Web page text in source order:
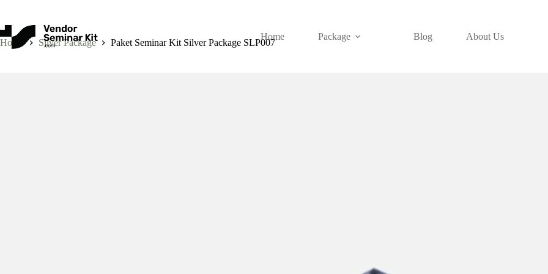
content
Home
Package Blog About Us
Home Silver Package Paket Seminar Kit Silver Package SLP007